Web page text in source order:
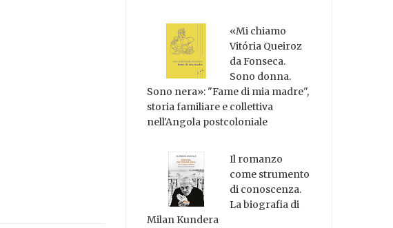
«Mi chiamo
Vitória Queiroz
da Fonseca.
Sono donna.
Sono nera»: "Fame di mia madre",
storia familiare e collettiva
nell'Angola postcoloniale
Il romanzo
come strumento
di conoscenza.
La biografia di
Milan Kundera